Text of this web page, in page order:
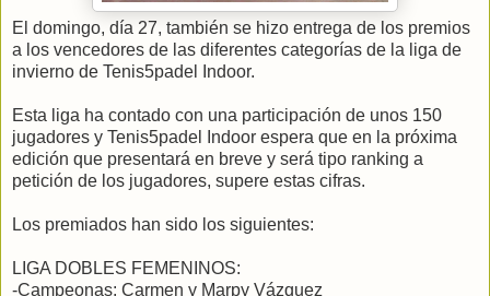
El domingo, día 27, también se hizo entrega de los premios
a los vencedores de las diferentes categorías de la liga de
invierno de Tenis5padel Indoor.
Esta liga ha contado con una participación de unos 150
jugadores y Tenis5padel Indoor espera que en la próxima
edición que presentará en breve y será tipo ranking a
petición de los jugadores, supere estas cifras.
Los premiados han sido los siguientes:
LIGA DOBLES FEMENINOS:
-Campeonas: Carmen y Marpy Vázquez